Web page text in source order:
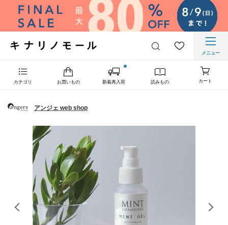
メニュー
カテゴリ お買いもの 新着再入荷 読みもの カート
アンジェ web shop